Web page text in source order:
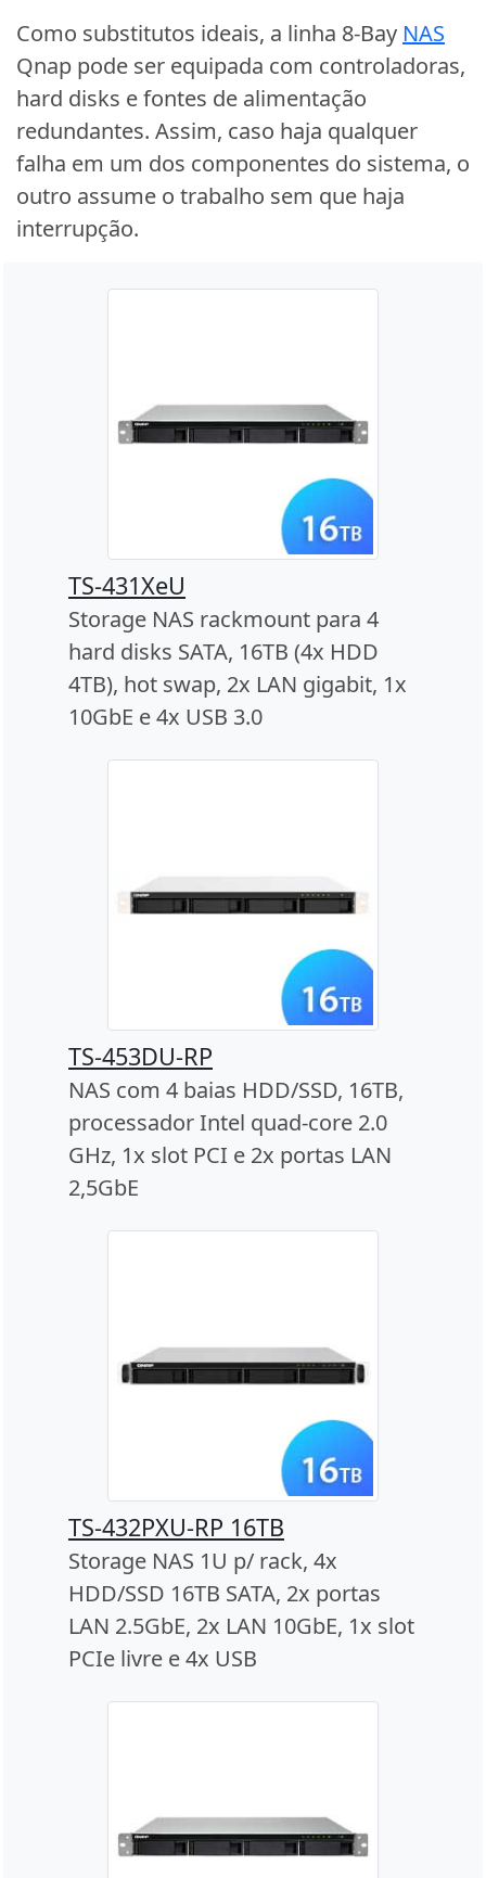
Como substitutos ideais, a linha 8-Bay NAS
Qnap pode ser equipada com controladoras,
hard disks e fontes de alimentação
redundantes. Assim, caso haja qualquer
falha em um dos componentes do sistema, o
outro assume o trabalho sem que haja
interrupção.
TS-431XeU
Storage NAS rackmount para 4
hard disks SATA, 16TB (4x HDD
4TB), hot swap, 2x LAN gigabit, 1x
10GbE e 4x USB 3.0
TS-453DU-RP
NAS com 4 baias HDD/SSD, 16TB,
processador Intel quad-core 2.0
GHz, 1x slot PCI e 2x portas LAN
2,5GbE
TS-432PXU-RP 16TB
Storage NAS 1U p/ rack, 4x
HDD/SSD 16TB SATA, 2x portas
LAN 2.5GbE, 2x LAN 10GbE, 1x slot
PCIe livre e 4x USB